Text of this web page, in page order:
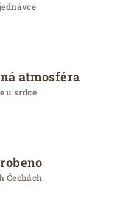
atmosféra
u srdce
Čechách